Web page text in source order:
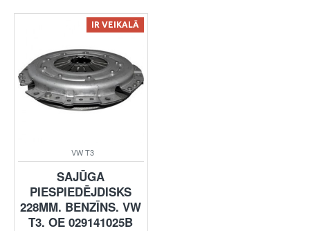
IR VEIKALĀ
VW T3
SAJŪGA
PIESPIEDĒJDISKS
228MM. BENZĪNS. VW
T3. OE 029141025B